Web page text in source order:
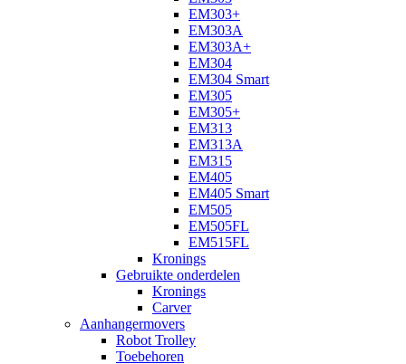
EM303+
EM303A
EM303A+
EM304
EM304 Smart
EM305
EM305+
EM313
EM313A
EM315
EM405
EM405 Smart
EM505
EM505FL
EM515FL
Kronings
Gebruikte onderdelen
Kronings
Carver
Aanhangermovers
Robot Trolley
Toebehoren